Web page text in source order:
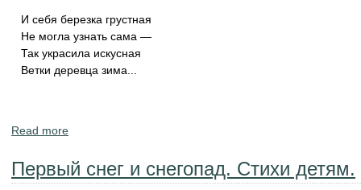
И себя березка грустная
Не могла узнать сама —
Так украсила искусная
Ветки деревца зима...
Read more
Первый снег и снегопад. Стихи детям.